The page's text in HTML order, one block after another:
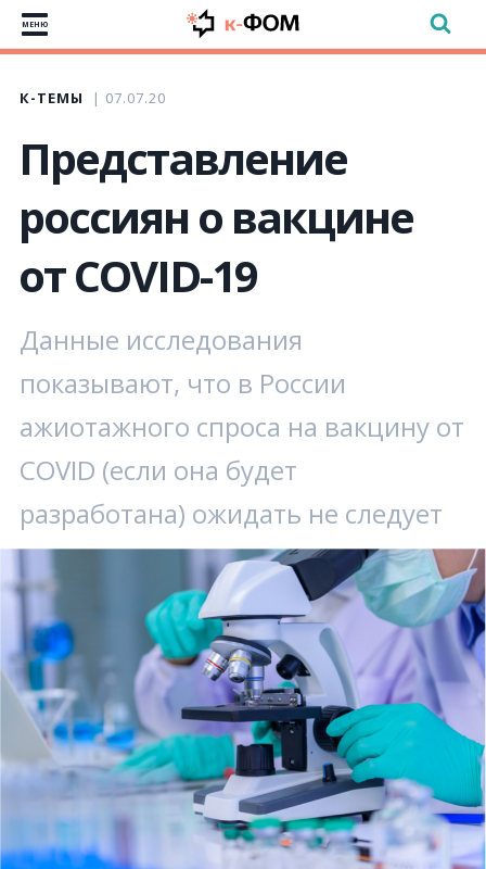
МЕНЮ
К-ТЕМЫ 07.07.20
Представление
россиян о вакцине
от COVID-19
Данные исследования
показывают, что в России
ажиотажного спроса на вакцину от
COVID (если она будет
разработана) ожидать не следует